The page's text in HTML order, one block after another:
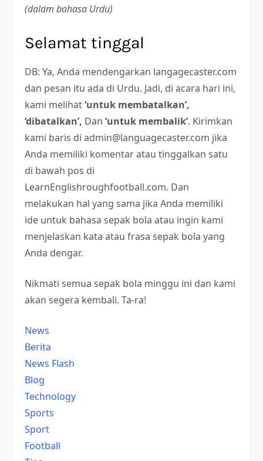
(dalam bahasa Urdu)
Selamat tinggal
DB: Ya, Anda mendengarkan langagecaster.com
dan pesan itu ada di Urdu. Jadi, di acara hari ini,
kami melihat‘untuk membatalkan’,
‘dibatalkan’, Dan ‘untuk membalik’. Kirimkan
kami baris di admin@languagecaster.com jika
Anda memiliki komentar atau tinggalkan satu
di bawah pos di
LearnEnglishroughfootball.com. Dan
melakukan hal yang sama jika Anda memiliki
ide untuk bahasa sepak bola atau ingin kami
menjelaskan kata atau frasa sepak bola yang
Anda dengar.
Nikmati semua sepak bola minggu ini dan kami
akan segera kembali. Ta-ra!
News
Berita
News Flash
Blog
Technology
Sports
Sport
Football